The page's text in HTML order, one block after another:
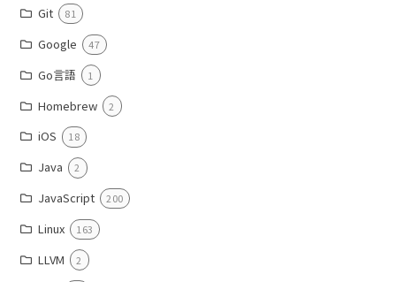
Git 81
Google 47
Go言語 1
Homebrew 2
iOS 18
Java 2
JavaScript 200
Linux 163
LLVM 2